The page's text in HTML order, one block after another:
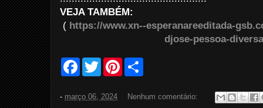
VEJA TAMBÉM:
( https://www.xn--esperanareeditada-
djose-pessoa-
F
b
T
w
t
P
e
- março 06, 2024 Nenhum comentário: